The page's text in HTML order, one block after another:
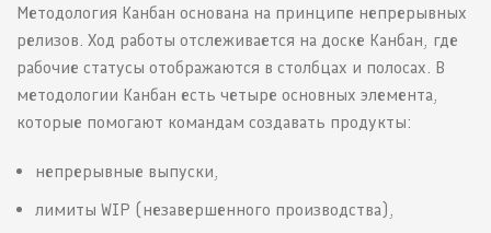
Методология Канбан основана на принципе непрерывных
релизов. Ход работы отслеживается на доске Канбан, где
рабочие статусы отображаются в столбцах и полосах. В
методологии Канбан есть четыре основных элемента,
которые помогают командам создавать продукты:
непрерывные выпуски,
лимиты WIP (незавершенного производства),